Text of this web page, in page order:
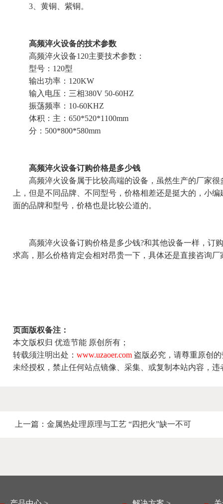
3、黄铜、紫铜。
高频淬火设备的技术参数
高频淬火设备120主要技术参数：
型号：120型
输出功率：120KW
输入电压：三相380V 50-60HZ
振荡频率：10-60KHZ
体积：主：650*520*1100mm
分：500*800*580mm
高频淬火设备订购价格是多少钱
高频淬火设备属于比较高端的设备，虽然生产的厂家很
上，但是不同品牌、不同型号，价格相差还是挺大的，小
面的品牌和型号，价格也是比较公道的。
高频淬火设备订购价格是多少钱?和其他设备一样，订
求高，那么价格肯定会相对昂贵一下，具体还是直接咨询厂
页面版权备注：
本文版权归 优造节能 原创所有；
转载须注明出处： www.uzaoer.com 盗版必究，请尊重原创
未经授权，禁止任何站点镜像、采集、或复制本站内容，
上一篇： 金属热处理原理与工艺 “四把火”缺一不可